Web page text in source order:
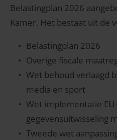
Belastingplan 2026
Kamer. Het bestaat uit de
Belastingplan 2026
Overige fiscale
Wet behoud verlaagd
media en sport
Wet implementatie
gegevensuitwisseling
Tweede wet